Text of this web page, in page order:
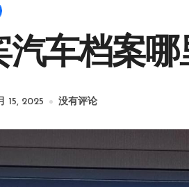
汽车档案哪
15, 2025 没有评论